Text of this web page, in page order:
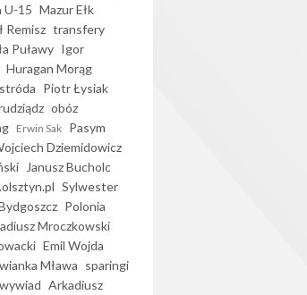
U-15 Mazur Ełk
Remisz transfery
Puławy Igor
Huragan Morąg
Piotr Łysiak
obóz
Erwin Sak Pasym
Dziemidowicz
Janusz Bucholc
Sylwester
Polonia
Mroczkowski
Emil Wojda
Mława sparingi
wywiad Arkadiusz